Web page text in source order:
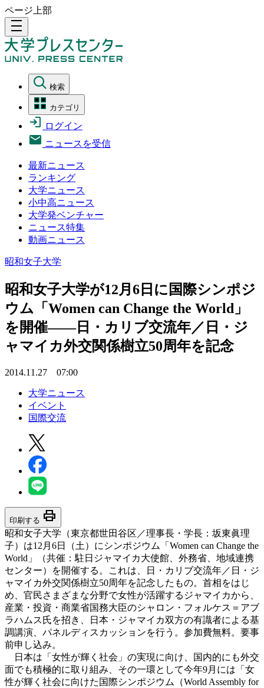
ページ上部
density_medium
検索
カテゴリ
ログイン
ニュースを受信
最新ニュース
ランキング
大学ニュース
小中高ニュース
大学発ベンチャー
ニュース特集
動画ニュース
昭和女子大学
昭和女子大学が12月6日に国際シンポジ
ウム「Women can Change the World」
を開催――日・カリブ交流年／日・ジ
ャマイカ外交関係樹立50周年を記念
2014.11.27 07:00
大学ニュース
イベント
国際交流
印刷する print
昭和女子大学（東京都世田谷区／理事長・学長：坂東眞理
子）は12月6日（土）にシンポジウム「Women can Change the
World」（共催：駐日ジャマイカ大使館、外務省、地域連携
センター）を開催する。これは、日・カリブ交流年／日・ジ
ャマイカ外交関係樹立50周年を記念したもの。首相をはじ
め、官民さまざまな分野で女性が活躍するジャマイカから、
産業・投資・商業省国務大臣のシャロン・フォルケス＝アブ
ラハムス氏を招き、日本・ジャマイカ双方の有識者による基
調講演、パネルディスカッションを行う。参加費無料。要事
前申し込み。
日本は「女性が輝く社会」の実現に向け、国内的にも外交
面でも積極的に取り組み、その一環として今年9月には「女
性が輝く社会に向けた国際シンポジウム（World Assembly for